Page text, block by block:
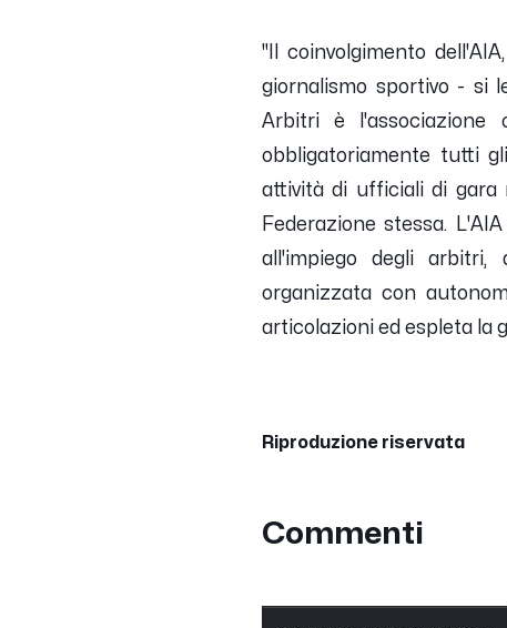
"Il coinvolgimento
giornalismo sportivo - si
Arbitri è l'associazione
obbligatoriamente tutti
attività di ufficiali di gara
Federazione stessa.
all'impiego degli arbitri,
organizzata con
articolazioni ed espleta la
Riproduzione riservata
Commenti